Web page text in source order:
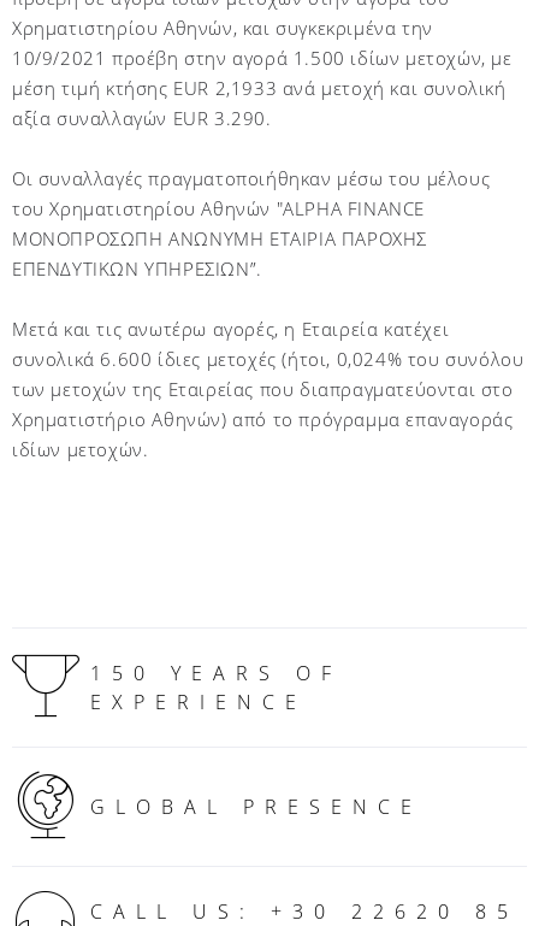
Χρηματιστηρίου Αθηνών, και συγκεκριμένα την
10/9/2021 προέβη στην αγορά 1.500 ιδίων μετοχών, με
μέση τιμή κτήσης EUR 2,1933 ανά μετοχή και συνολική
αξία συναλλαγών EUR 3.290.
Οι συναλλαγές πραγματοποιήθηκαν μέσω του μέλους
του Χρηματιστηρίου Αθηνών "ALPHA FINANCE
ΜΟΝΟΠΡΟΣΩΠΗ ΑΝΩΝΥΜΗ ΕΤΑΙΡΙΑ ΠΑΡΟΧΗΣ
ΕΠΕΝΔΥΤΙΚΩΝ ΥΠΗΡΕΣΙΩΝ”.
Μετά και τις ανωτέρω αγορές, η Εταιρεία κατέχει
συνολικά 6.600 ίδιες μετοχές (ήτοι, 0,024% του συνόλου
των μετοχών της Εταιρείας που διαπραγματεύονται στο
Χρηματιστήριο Αθηνών) από το πρόγραμμα επαναγοράς
ιδίων μετοχών.
150 YEARS OF
EXPERIENCE
GLOBAL PRESENCE
CALL US: +30 22620 85